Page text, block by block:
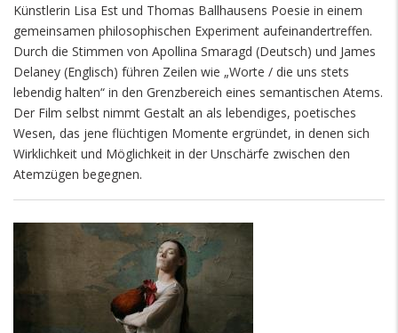
Künstlerin Lisa Est und Thomas Ballhausens Poesie in einem
gemeinsamen philosophischen Experiment aufeinandertreffen.
Durch die Stimmen von Apollina Smaragd (Deutsch) und James
Delaney (Englisch) führen Zeilen wie „Worte / die uns stets
lebendig halten“ in den Grenzbereich eines semantischen Atems.
Der Film selbst nimmt Gestalt an als lebendiges, poetisches
Wesen, das jene flüchtigen Momente ergründet, in denen sich
Wirklichkeit und Möglichkeit in der Unschärfe zwischen den
Atemzügen begegnen.